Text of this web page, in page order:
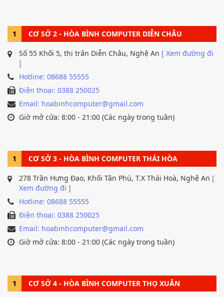
1 CƠ SỞ 2 - HÒA BÌNH COMPUTER DIỄN CHÂU
Số 55 Khối 5, thị trấn Diễn Châu, Nghệ An [ Xem đường đi
]
Hotline: 08688 55555
Điện thoại: 0388 250025
Email: hoabinhcomputer@gmail.com
Giờ mở cửa: 8:00 - 21:00 (Các ngày trong tuần)
1 CƠ SỞ 3 - HÒA BÌNH COMPUTER THÁI HÒA
278 Trần Hưng Đạo, Khối Tân Phú, T.X Thái Hoà, Nghệ An [
Xem đường đi ]
Hotline: 08688 55555
Điện thoại: 0388 250025
Email: hoabinhcomputer@gmail.com
Giờ mở cửa: 8:00 - 21:00 (Các ngày trong tuần)
1 CƠ SỞ 4 - HÒA BÌNH COMPUTER THỌ XUÂN